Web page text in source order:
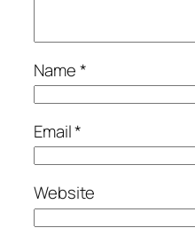
Name*
Email*
Website